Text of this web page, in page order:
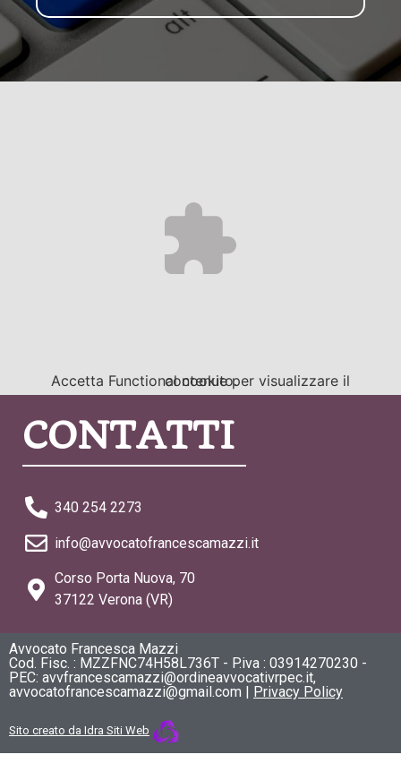
Accetta Functionalcookie per visualizzare il contenuto.
CONTATTI
340 254 2273
info@avvocatofrancescamazzi.it
Corso Porta Nuova, 70
37122 Verona (VR)
Avvocato Francesca Mazzi
Cod. Fisc. : MZZFNC74H58L736T - P.iva : 03914270230 -
PEC: avvfrancescamazzi@ordineavvocativrpec.it,
avvocatofrancescamazzi@gmail.com |
Privacy Policy
Sito creato da Idra Siti Web